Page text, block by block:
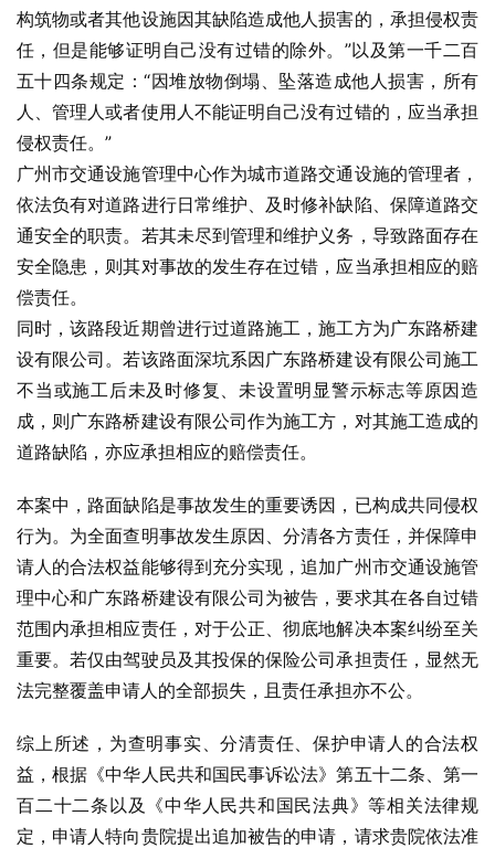
构筑物或者其他设施因其缺陷造成他人损害的，承担侵权责
任，但是能够证明自己没有过错的除外。”以及第一千二百
五十四条规定：“因堆放物倒塌、坠落造成他人损害，所有
人、管理人或者使用人不能证明自己没有过错的，应当承担
侵权责任。”
广州市交通设施管理中心作为城市道路交通设施的管理者，
依法负有对道路进行日常维护、及时修补缺陷、保障道路交
通安全的职责。若其未尽到管理和维护义务，导致路面存在
安全隐患，则其对事故的发生存在过错，应当承担相应的赔
偿责任。
同时，该路段近期曾进行过道路施工，施工方为广东路桥建
设有限公司。若该路面深坑系因广东路桥建设有限公司施工
不当或施工后未及时修复、未设置明显警示标志等原因造
成，则广东路桥建设有限公司作为施工方，对其施工造成的
道路缺陷，亦应承担相应的赔偿责任。
本案中，路面缺陷是事故发生的重要诱因，已构成共同侵权
行为。为全面查明事故发生原因、分清各方责任，并保障申
请人的合法权益能够得到充分实现，追加广州市交通设施管
理中心和广东路桥建设有限公司为被告，要求其在各自过错
范围内承担相应责任，对于公正、彻底地解决本案纠纷至关
重要。若仅由驾驶员及其投保的保险公司承担责任，显然无
法完整覆盖申请人的全部损失，且责任承担亦不公。
综上所述，为查明事实、分清责任、保护申请人的合法权
益，根据《中华人民共和国民事诉讼法》第五十二条、第一
百二十二条以及《中华人民共和国民法典》等相关法律规
定，申请人特向贵院提出追加被告的申请，请求贵院依法准